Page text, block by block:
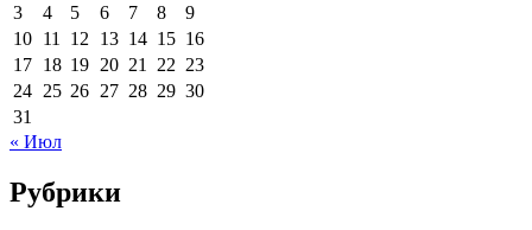
3
4 5 6 7 8
9
10 11 12 13 14 15 16
17 18 19 20 21 22 23
24 25 26 27 28 29 30
31
« Июл
Рубрики